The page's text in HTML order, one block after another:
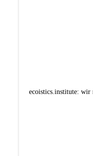
ecoistics.institute: wir